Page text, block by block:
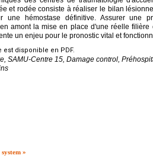
et rodée consiste à réaliser le bilan
une hémostase définitive. Assurer une
amont la mise en place d'une réelle
un enjeu pour le pronostic vital et
disponible en PDF.
SAMU-Centre 15, Damage control,
»